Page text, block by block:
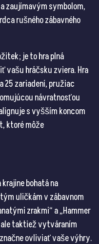
zaujímavým symbolom,
rušného zábavného
je to hra plná
vašu hráčsku zviera. Hra
25 zariadení, pružiac
návratnosťou
s vyšším koncom
ktoré môže
bohatá na
uličkám v zábavnom
zrakmi“ a „Hammer
ale taktiež vytváraním
ovliviať vaše výhry.